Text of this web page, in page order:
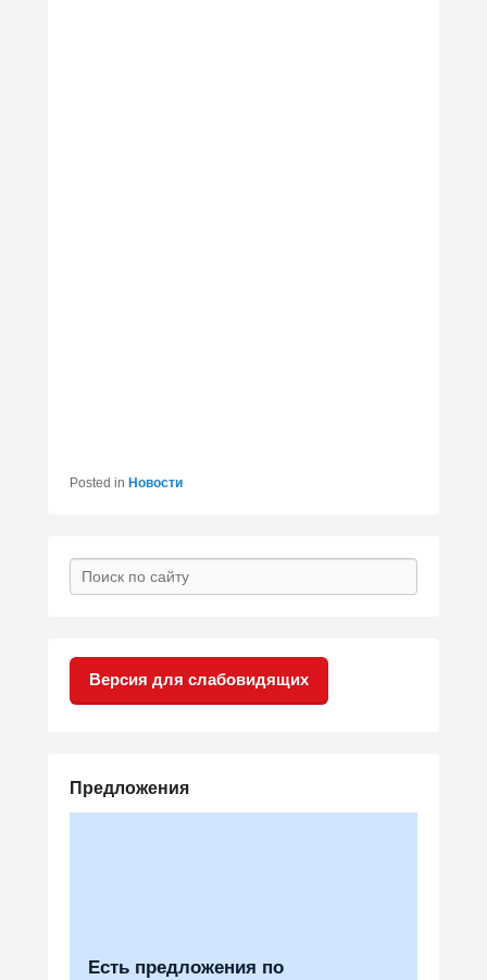
Posted in Новости
Search
Версия для слабовидящих
Предложения
Есть предложения по